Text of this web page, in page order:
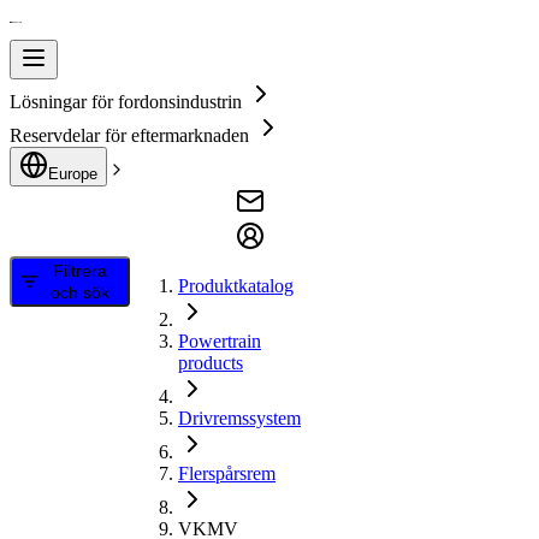
Lösningar för fordonsindustrin
Reservdelar för eftermarknaden
Europe
Filtrera
och sök
Produktkatalog
Powertrain
products
Drivremssystem
Flerspårsrem
VKMV